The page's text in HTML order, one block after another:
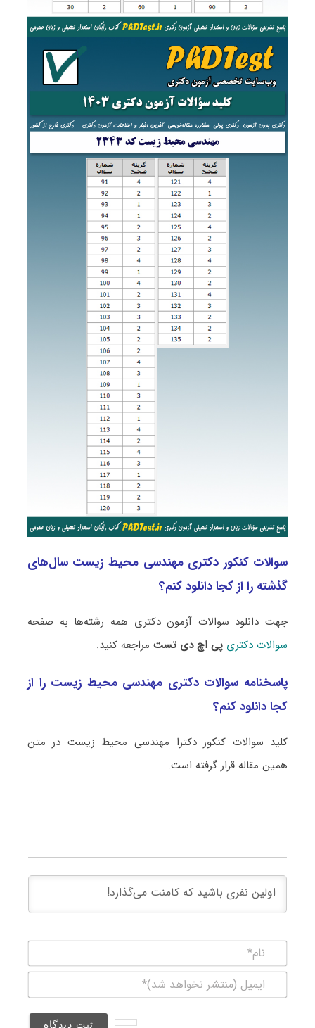
سوالات کنکور دکتری مهندسی محیط زیست سال‌های
گذشته را از کجا دانلود کنم؟
جهت دانلود سوالات آزمون دکتری همه رشته‌ها به صفحه
سوالات دکتری پی اچ دی تستمراجعه کنید.
پاسخنامه سوالات دکتری مهندسی محیط زیست را از
کجا دانلود کنم؟
کلید سوالات کنکور دکترا مهندسی محیط زیست در متن
همین مقاله قرار گرفته است.
(منتشر